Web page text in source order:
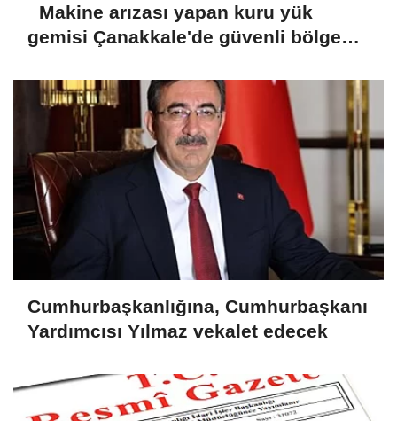
Makine arızası yapan kuru yük
gemisi Çanakkale'de güvenli bölgeye
Cumhurbaşkanlığına, Cumhurbaşkanı
Yardımcısı Yılmaz vekalet edecek